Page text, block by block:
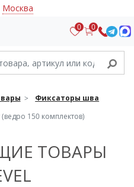
Москва
0 0
Фиксаторы шва
(ведро 150 комплектов)
ТОВАРЫ